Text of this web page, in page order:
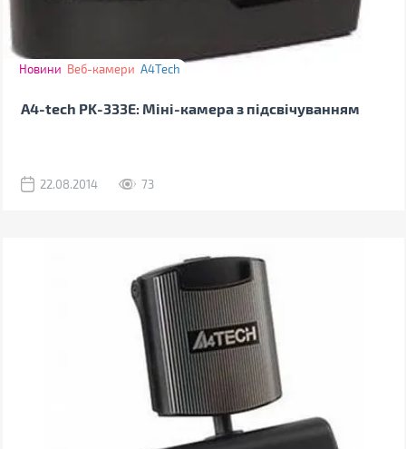
Новини Веб-камери A4Tech
A4-tech PK-333E: Міні-камера з підсвічуванням
22.08.2014 73